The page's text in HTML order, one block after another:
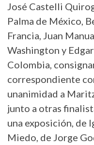
José Castelli
Palma de México,
Francia, Juan
Washington y
Colombia,
correspondiente
unanimidad a
junto a otras
una exposición, de
Miedo, de Jorge